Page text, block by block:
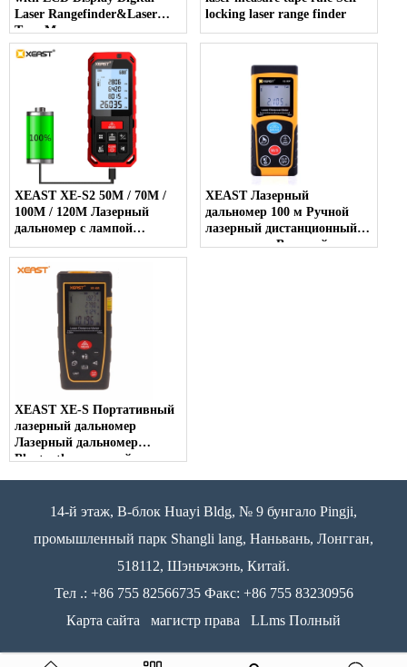
Laser Rangefinder&Laser
Tape Measure
locking laser range finder
XEAST XE-S2 50M / 70M /
100M / 120M Лазерный
дальномер с лампой
зеленого света
XEAST Лазерный
дальномер 100 м Ручной
лазерный дистанционный
измеритель Высокий
XEAST XE-S Портативный
лазерный дальномер
Лазерный дальномер
Bluetooth, лазерный
14-й этаж, B-блок Huayi Bldg, № 9 бунгало Pingji,
промышленный парк Shangli lang, Наньвань, Лонгган,
518112, Шэньчжэнь, Китай.
Тел .: +86 755 82566735 Факс: +86 755 83230956
Карта сайта
магистр права LLms Полный